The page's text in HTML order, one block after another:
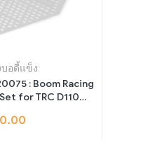
อดี้แข็ง
: Boom Racing
for TRC D110